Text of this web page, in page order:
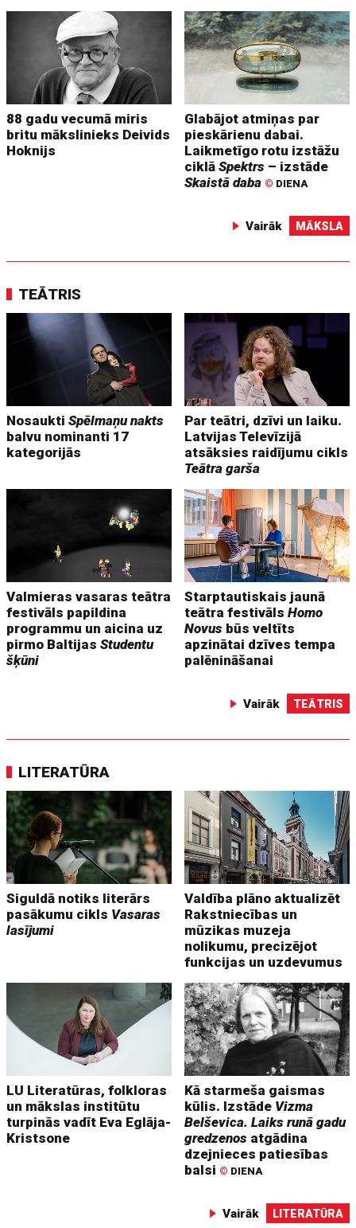
88 gadu vecumā miris
britu mākslinieks Deivids
Hoknijs
Glabājot atmiņas par
pieskārienu dabai.
Laikmetīgo rotu izstāžu
ciklāSpektrs – izstāde
Skaistā daba © DIENA
Vairāk MĀKSLA
TEĀTRIS
NosauktiSpēlmaņu nakts
balvu nominanti 17
kategorijās
Par teātri, dzīvi un laiku.
Latvijas Televīzijā
atsāksies raidījumu cikls
Teātra garša
Valmieras vasaras teātra
festivāls papildina
programmu un aicina uz
pirmo BaltijasStudentu
šķūni
Starptautiskais jaunā
teātra festivālsHomo
Novus būs veltīts
apzinātai dzīves tempa
palēnināšanai
Vairāk TEĀTRIS
LITERATŪRA
Siguldā notiks literārs
pasākumu cikls Vasaras
lasījumi
Valdība plāno aktualizēt
Rakstniecības un
mūzikas muzeja
nolikumu, precizējot
funkcijas un uzdevumus
LU Literatūras, folkloras
un mākslas institūtu
turpinās vadīt Eva Eglāja-
Kristsone
Kā starmeša gaismas
kūlis. Izstāde Vizma
Belševica. Laiks runā gadu
gredzenos atgādina
dzejnieces patiesības
balsi © DIENA
Vairāk LITERATŪRA